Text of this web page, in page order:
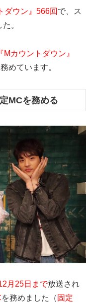
ダウン』566回 で、ス
。
『Mカウントダウン』
めています。
MCを務める
月25日まで放送され
を務めました（ 固定